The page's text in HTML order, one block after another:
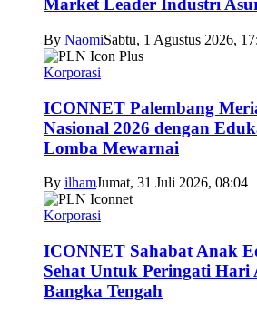
Market Leader Industri
By NaomiSabtu, 1 Agustus 2026,
Korporasi
ICONNET Palembang
Nasional 2026 dengan
Lomba Mewarnai
By ilhamJumat, 31 Juli 2026, 08:04
Korporasi
ICONNET Sahabat Anak
Sehat Untuk Peringati Hari
Bangka Tengah